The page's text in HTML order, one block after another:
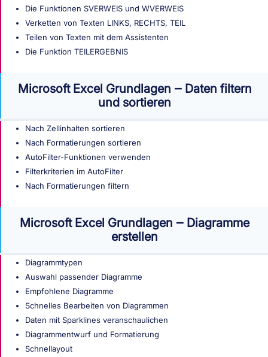
Die Funktionen SVERWEIS und WVERWEIS
Verketten von Texten LINKS, RECHTS, TEIL
Teilen von Texten mit dem Assistenten
Die Funktion TEILERGEBNIS
Microsoft Excel Grundlagen ‒ Daten filtern
und sortieren
Nach Zellinhalten sortieren
Nach Formatierungen sortieren
AutoFilter-Funktionen verwenden
Filterkriterien im AutoFilter
Nach Formatierungen filtern
Microsoft Excel Grundlagen ‒ Diagramme
erstellen
Diagrammtypen
Auswahl passender Diagramme
Empfohlene Diagramme
Schnelles Bearbeiten von Diagrammen
Daten mit Sparklines veranschaulichen
Diagrammentwurf und Formatierung
Schnellayout